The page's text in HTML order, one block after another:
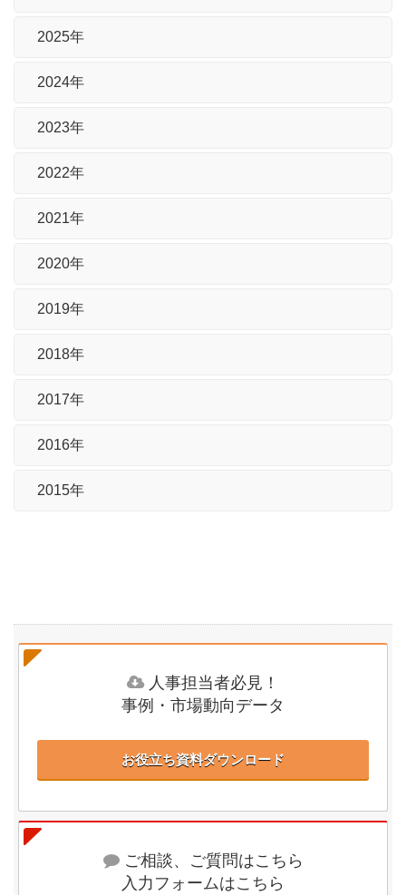
2025年
2024年
2023年
2022年
2021年
2020年
2019年
2018年
2017年
2016年
2015年
人事担当者必見！
事例・市場動向データ
お役立ち資料ダウンロード
ご相談、ご質問はこちら
入力フォームはこちら